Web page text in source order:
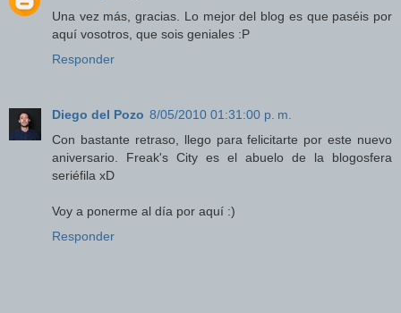
Una vez más, gracias. Lo mejor del blog es que paséis por
aquí vosotros, que sois geniales :P
Responder
Diego del Pozo 8/05/2010 01:31:00 p. m.
Con bastante retraso, llego para felicitarte por este nuevo
aniversario. Freak's City es el abuelo de la blogosfera
seriéfila xD
Voy a ponerme al día por aquí :)
Responder